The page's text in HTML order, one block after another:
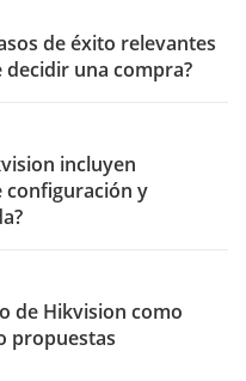
de éxito relevantes
una compra?
incluyen
configuración y
de Hikvision como
propuestas